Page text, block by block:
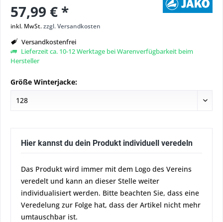
57,99 € *
inkl. MwSt.zzgl. Versandkosten
Versandkostenfrei
Lieferzeit ca. 10-12 Werktage bei Warenverfügbarkeit beim
Hersteller
Größe Winterjacke:
Hier kannst du dein Produkt individuell veredeln
Das Produkt wird immer mit dem Logo des Vereins
veredelt und kann an dieser Stelle weiter
individualisiert werden. Bitte beachten Sie, dass eine
Veredelung zur Folge hat, dass der Artikel nicht mehr
umtauschbar ist.